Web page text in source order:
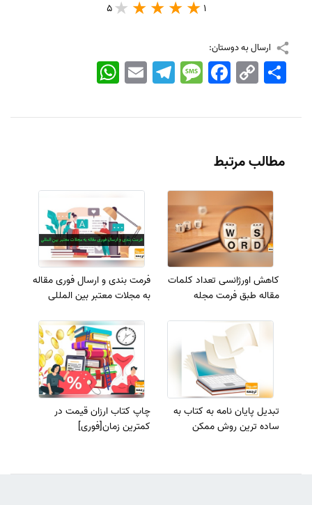
1
5
ارسال به دوستان:
WhatsApp EmailTelegramMessageFacebook Copy
Link
اشتراک
مطالب مرتبط
کاهش اورژانسی تعداد کلمات
مقاله طبق فرمت مجله
فرمت بندی و ارسال فوری مقاله
به مجلات معتبر بین المللی
تبدیل پایان نامه به کتاب به
ساده ترین روش ممکن
چاپ کتاب ارزان قیمت در
کمترین زمان[فوری]